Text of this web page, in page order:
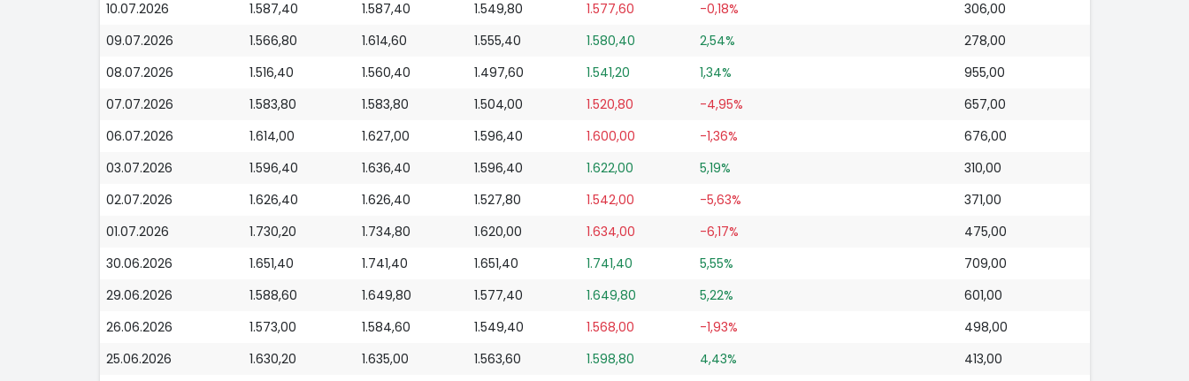
10.07.2026
1.587,40 1.587,40 1.549,80 1.577,60 -0,18%
306,00
09.07.2026
1.566,80 1.614,60 1.555,40 1.580,40 2,54%
278,00
08.07.2026
1.516,40 1.560,40 1.497,60 1.541,20 1,34%
955,00
07.07.2026
1.583,80 1.583,80 1.504,00 1.520,80 -4,95%
657,00
06.07.2026
1.614,00 1.627,00 1.596,40 1.600,00 -1,36%
676,00
03.07.2026
1.596,40 1.636,40 1.596,40 1.622,00 5,19%
310,00
02.07.2026
1.626,40 1.626,40 1.527,80 1.542,00 -5,63%
371,00
01.07.2026
1.730,20 1.734,80 1.620,00 1.634,00 -6,17%
475,00
30.06.2026
1.651,40 1.741,40 1.651,40 1.741,40 5,55%
709,00
29.06.2026
1.588,60 1.649,80 1.577,40 1.649,80 5,22%
601,00
26.06.2026
1.573,00 1.584,60 1.549,40 1.568,00 -1,93%
498,00
25.06.2026
1.630,20 1.635,00 1.563,60 1.598,80 4,43%
413,00